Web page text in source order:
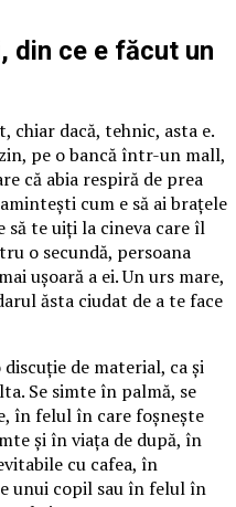
din ce e făcut un
chiar dacă, tehnic, asta e.
pe o bancă într-un mall,
că abia respiră de prea
cum e să ai brațele
să te uiți la cineva care îl
o secundă, persoana
ușoară a ei. Un urs mare,
ăsta ciudat de a te face
de material, ca și
Se simte în palmă, se
în felul în care foșnește
și în viața de după, în
cu cafea, în
unui copil sau în felul în